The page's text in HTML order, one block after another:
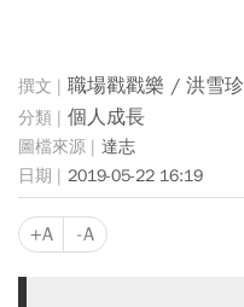
職場戳戳樂 / 洪雪珍
個人成長
達志
2019-05-22 16:19
+A -A